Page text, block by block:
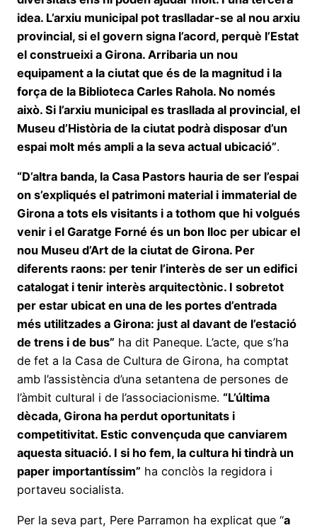
idea. L’arxiu municipal pot traslladar-se al nou arxiu
provincial, si el govern signa l’acord, perquè l’Estat
el construeixi a Girona. Arribaria un nou
equipament a la ciutat que és de la magnitud i la
força de la Biblioteca Carles Rahola. No només
això. Si l’arxiu municipal es trasllada al provincial, el
Museu d’Història de la ciutat podrà disposar d’un
espai molt més ampli a la seva actual ubicació”.
“D’altra banda, la Casa Pastors hauria de ser l’espai
on s’expliqués el patrimoni material i immaterial de
Girona a tots els visitants i a tothom que hi volgués
venir i el Garatge Forné és un bon lloc per ubicar el
nou Museu d’Art de la ciutat de Girona. Per
diferents raons: per tenir l’interès de ser un edifici
catalogat i tenir interès arquitectònic. I sobretot
per estar ubicat en una de les portes d’entrada
més utilitzades a Girona: just al davant de l’estació
de trens i de bus” ha dit Paneque. L’acte, que s’ha
de fet a la Casa de Cultura de Girona, ha comptat
amb l’assistència d’una setantena de persones de
l’àmbit cultural i de l’associacionisme. “L’última
dècada, Girona ha perdut oportunitats i
competitivitat. Estic convençuda que canviarem
aquesta situació. I si ho fem, la cultura hi tindrà un
paper importantíssim” ha conclòs la regidora i
portaveu socialista.
Per la seva part, Pere Parramon ha explicat que “a